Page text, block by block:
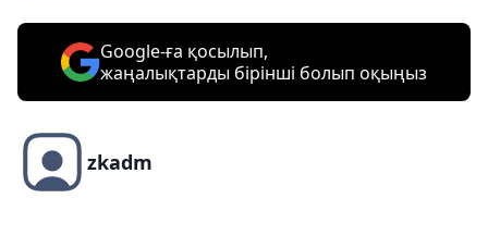
Google-ға қосылып,
жаңалықтарды бірінші болып оқыңыз
zkadm